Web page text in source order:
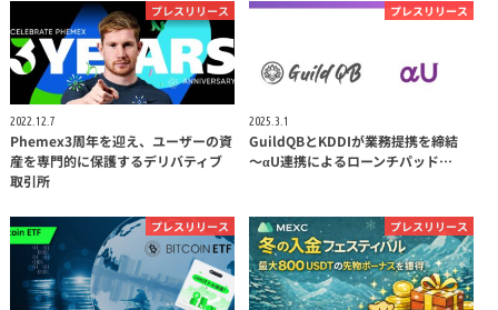
プレスリリース
2022.12.7
Phemex3周年を迎え、ユーザーの資
産を専門的に保護するデリバティブ
取引所
プレスリリース
2025.3.1
GuildQBとKDDIが業務提携を締結
〜αU連携によるローンチパッド…
プレスリリース プレスリリース